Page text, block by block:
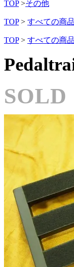
TOP >その他
TOP > すべての商品
TOP > すべての商品
SOLD